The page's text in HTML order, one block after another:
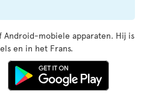
Android-mobiele apparaten. Hij is
en in het Frans.